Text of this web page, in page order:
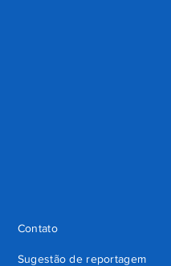
Sugestão de reportagem
Contato